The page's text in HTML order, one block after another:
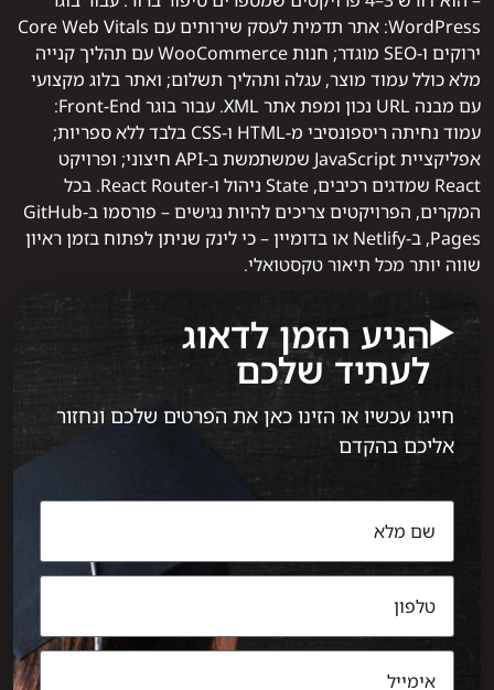
WordPress: אתר תדמית לעסק שירותים עם Core Web Vitals
ירוקים ו-SEO מוגדר; חנות WooCommerce עם תהליך קנייה
מלא כולל עמוד מוצר, עגלה ותהליך תשלום; ואתר בלוג מקצועי
עם מבנה URL נכון ומפת אתר XML. עבור בוגר Front-End:
עמוד נחיתה ריספונסיבי מ-HTML ו-CSS בלבד ללא ספריות;
אפליקציית JavaScript שמשתמשת ב-API חיצוני; ופרויקט
React שמדגים רכיבים, State ניהול ו-React Router. בכל
המקרים, הפרויקטים צריכים להיות נגישים – פורסמו ב-GitHub
Pages, ב-Netlify או בדומיין – כי לינק שניתן לפתוח בזמן ראיון
שווה יותר מכל תיאור טקסטואלי.
הגיע הזמן לדאוג
לעתיד שלכם
חייגו עכשיו או הזינו כאן את הפרטים שלכם ונחזור
אליכם בהקדם